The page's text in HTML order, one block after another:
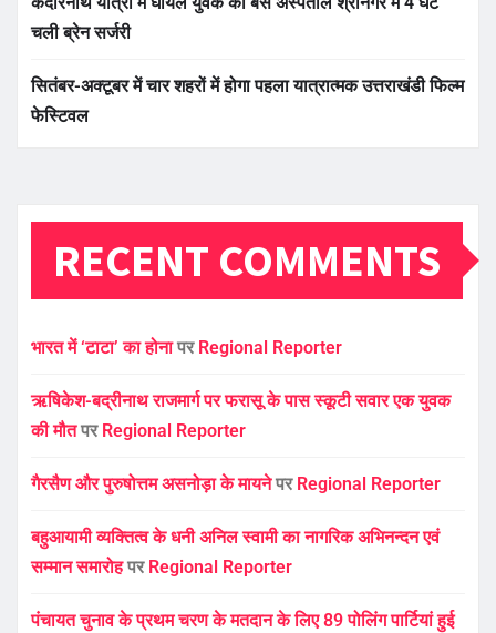
चली ब्रेन सर्जरी
सितंबर-अक्टूबर में चार शहरों में होगा पहला यात्रात्मक उत्तराखंडी फिल्म
फेस्टिवल
RECENT COMMENTS
भारत में ‘टाटा’ का होनापर Regional Reporter
ऋषिकेश-बद्रीनाथ राजमार्ग पर फरासू के पास स्कूटी सवार एक युवक
की मौतपर Regional Reporter
गैरसैण और पुरुषोत्तम असनोड़ा के मायनेपर Regional Reporter
बहुआयामी व्यक्तित्व के धनी अनिल स्वामी का नागरिक अभिनन्दन एवं
सम्मान समारोहपर Regional Reporter
पंचायत चुनाव के प्रथम चरण के मतदान के लिए 89 पोलिंग पार्टियां हुई